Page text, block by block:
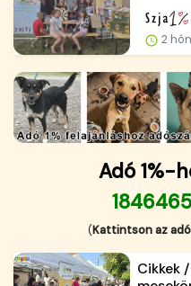
2
Adó 1%-
(Kattintson az
Cikkek